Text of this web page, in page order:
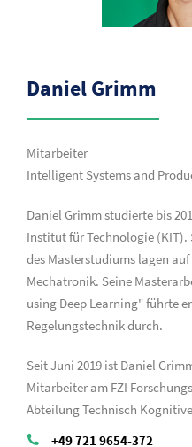
Daniel Grimm
Mitarbeiter
Intelligent Systems and
Daniel Grimm studierte bis
Institut für Technologie
des Masterstudiums lagen
Mechatronik. Seine
using Deep Learning" führte
Regelungstechnik durch.
Seit Juni 2019 ist Daniel
Mitarbeiter am FZI
Abteilung Technisch
+49 721 9654-372